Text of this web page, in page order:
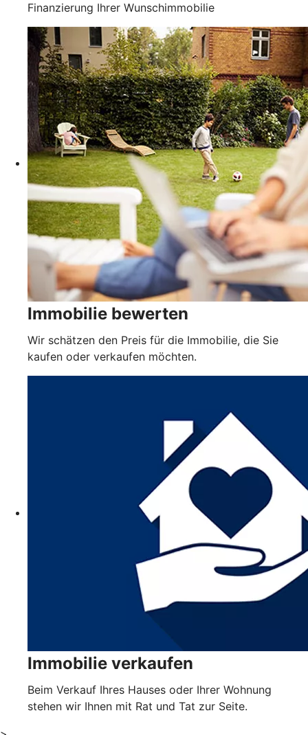
Finanzierung Ihrer Wunschimmobilie
Immobilie bewerten
Wir schätzen den Preis für die Immobilie, die Sie
kaufen oder verkaufen möchten.
Immobilie verkaufen
Beim Verkauf Ihres Hauses oder Ihrer Wohnung
stehen wir Ihnen mit Rat und Tat zur Seite.